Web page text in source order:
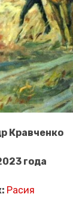
Кравченко
года
Расия